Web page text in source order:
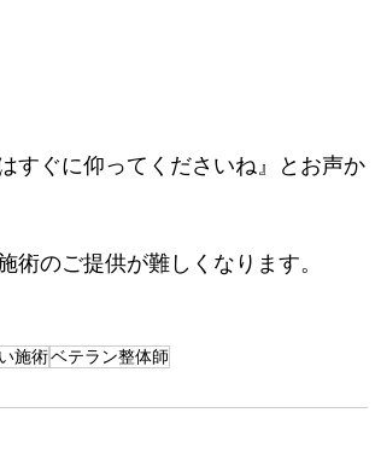
すぐに仰ってくださいね』とお声か
のご提供が難しくなります。
施術ベテラン整体師